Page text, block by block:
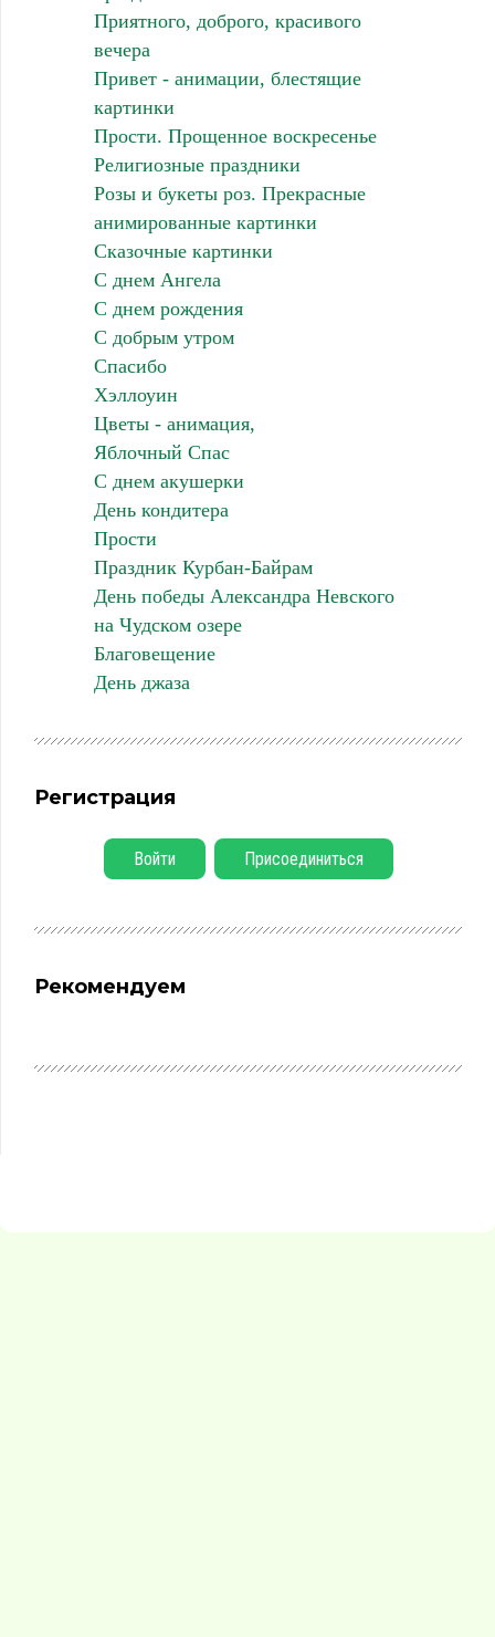
Приятного, доброго, красивого
вечера
Привет - анимации, блестящие
картинки
Прости. Прощенное воскресенье
Религиозные праздники
Розы и букеты роз. Прекрасные
анимированные картинки
Сказочные картинки
С днем Ангела
С днем рождения
С добрым утром
Спасибо
Хэллоуин
Цветы - анимация,
Яблочный Спас
С днем акушерки
День кондитера
Прости
Праздник Курбан-Байрам
День победы Александра Невского
на Чудском озере
Благовещение
День джаза
Регистрация
Войти Присоединиться
Рекомендуем